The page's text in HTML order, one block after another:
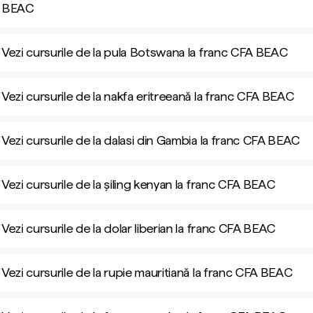
BEAC
Vezi cursurile de la pula Botswana la franc CFA BEAC
Vezi cursurile de la nakfa eritreeană la franc CFA BEAC
Vezi cursurile de la dalasi din Gambia la franc CFA BEAC
Vezi cursurile de la șiling kenyan la franc CFA BEAC
Vezi cursurile de la dolar liberian la franc CFA BEAC
Vezi cursurile de la rupie mauritiană la franc CFA BEAC